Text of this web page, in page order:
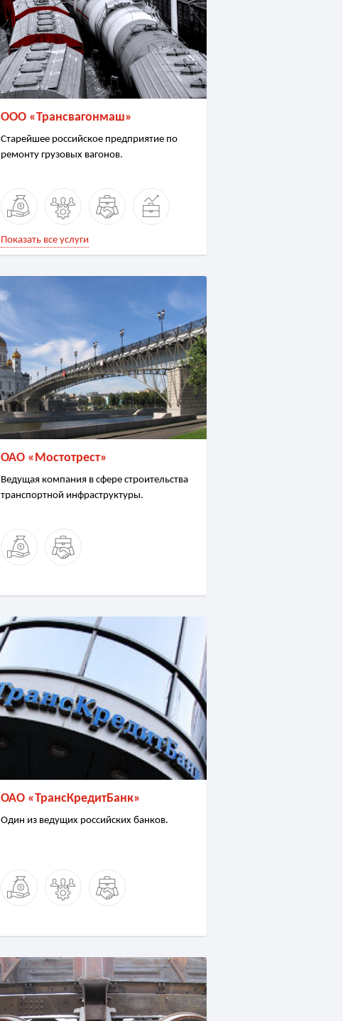
ООО «Трансвагонмаш»
Старейшее российское предприятие по
ремонту грузовых вагонов.
Показать все услуги
ОАО «Мостотрест»
Ведущая компания в сфере строительства
транспортной инфраструктуры.
ОАО «ТрансКредитБанк»
Один из ведущих российских банков.